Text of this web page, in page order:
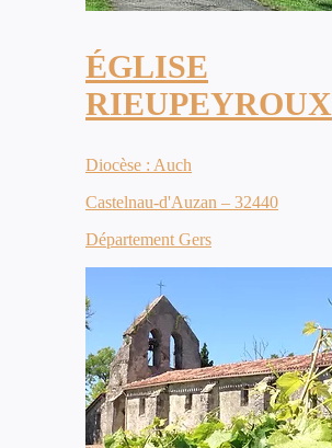
ÉGLISE
RIEUPEYROUX
Diocèse : Auch
Castelnau-d'Auzan – 32440
Département Gers